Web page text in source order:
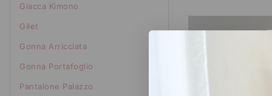
Giacca Kimono
Gilet
Gonna Arricciata
Gonna Portafoglio
Pantalone Palazzo